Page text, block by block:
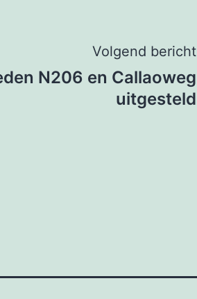
Volgend bericht
N206 en Callaoweg
uitgesteld